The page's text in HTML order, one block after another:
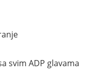
svim ADP glavama